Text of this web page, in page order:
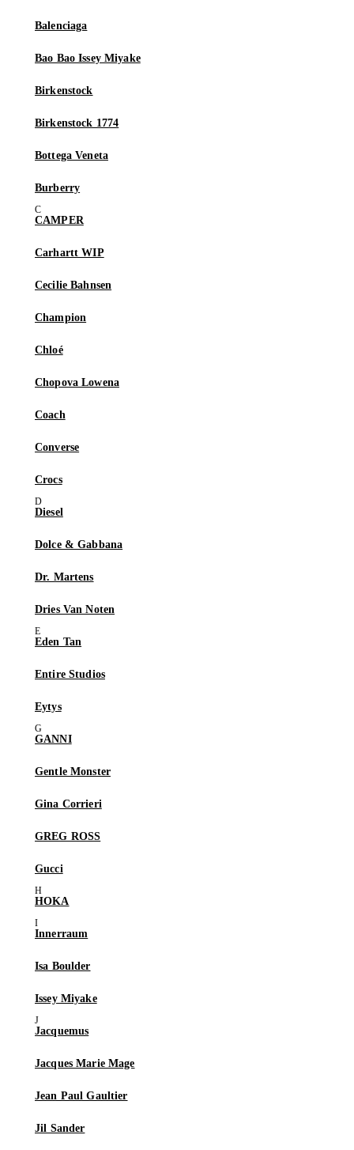
Balenciaga
Bao Bao Issey Miyake
Birkenstock
Birkenstock 1774
Bottega Veneta
Burberry
CAMPER
Carhartt WIP
Cecilie Bahnsen
Champion
Chloé
Chopova Lowena
Coach
Converse
Crocs
Diesel
Dolce & Gabbana
Dr. Martens
Dries Van Noten
Eden Tan
Entire Studios
Eytys
GANNI
Gentle Monster
Gina Corrieri
GREG ROSS
Gucci
HOKA
Innerraum
Isa Boulder
Issey Miyake
Jacquemus
Jacques Marie Mage
Jean Paul Gaultier
Jil Sander